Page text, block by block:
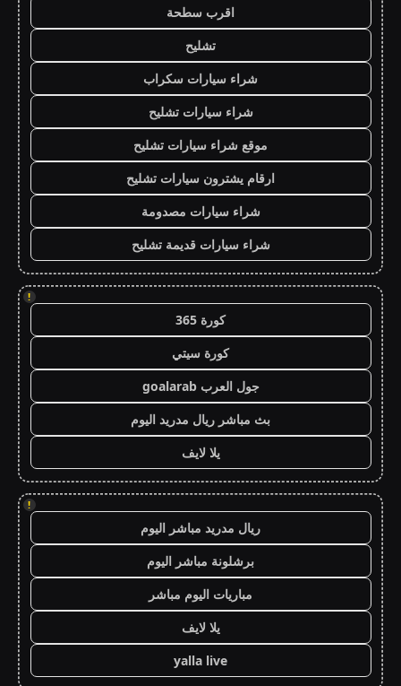
اقرب سطحة
تشليح
شراء سيارات سكراب
شراء سيارات تشليح
موقع شراء سيارات تشليح
ارقام يشترون سيارات تشليح
شراء سيارات مصدومة
شراء سيارات قديمة تشليح
!
كورة 365
كورة سيتي
جول العرب goalarab
بث مباشر ريال مدريد اليوم
يلا لايف
!
ريال مدريد مباشر اليوم
برشلونة مباشر اليوم
مباريات اليوم مباشر
يلا لايف
yalla live